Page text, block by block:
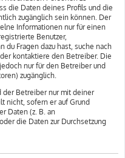
die Daten deines Profils und die
zugänglich sein können. Der
Informationen nur für einen
Benutzer,
Fragen dazu hast, suche nach
kontaktiere den Betreiber. Die
nur für den Betreiber und
zugänglich.
Betreiber nur mit deiner
nicht, sofern er auf Grund
Daten (z. B. an
die Daten zur Durchsetzung